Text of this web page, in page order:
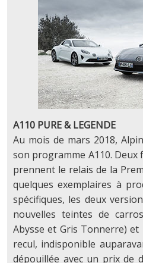
A110 PURE & LEGENDE
Au mois de mars 2018,
son programme A110.
prennent le relais de la
quelques exemplaires à
spécifiques, les deux
nouvelles teintes de
Abysse et Gris Tonnerre)
recul, indisponible
dépouillée avec un prix de